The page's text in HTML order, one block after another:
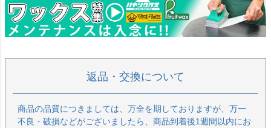
返品・交換について
商品の品質につきましては、万全を期しておりますが、万一
不良・破損などがございましたら、商品到着後1週間以内にお